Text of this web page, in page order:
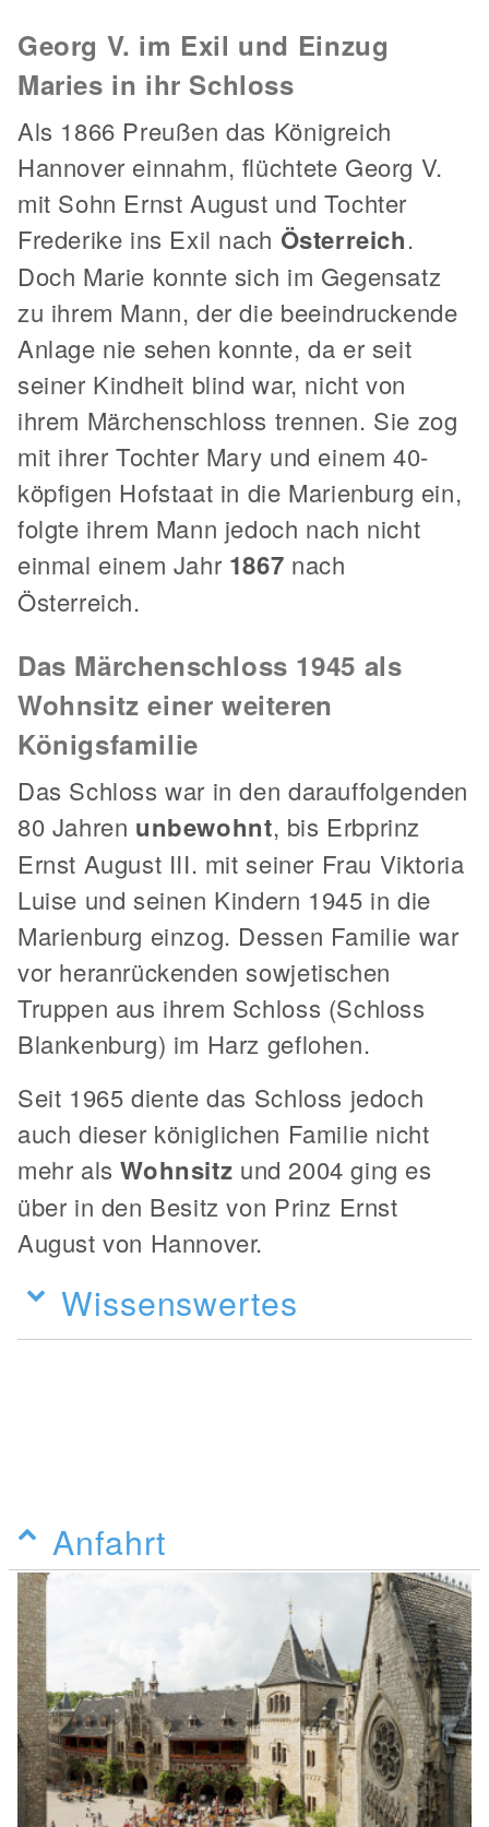
Georg V. im Exil und Einzug
Maries in ihr Schloss
Als 1866 Preußen das Königreich
Hannover einnahm, flüchtete Georg V.
mit Sohn Ernst August und Tochter
Frederike ins Exil nach Österreich.
Doch Marie konnte sich im Gegensatz
zu ihrem Mann, der die beeindruckende
Anlage nie sehen konnte, da er seit
seiner Kindheit blind war, nicht von
ihrem Märchenschloss trennen. Sie zog
mit ihrer Tochter Mary und einem 40-
köpfigen Hofstaat in die Marienburg ein,
folgte ihrem Mann jedoch nach nicht
einmal einem Jahr 1867 nach
Österreich.
Das Märchenschloss 1945 als
Wohnsitz einer weiteren
Königsfamilie
Das Schloss war in den darauffolgenden
80 Jahren unbewohnt, bis Erbprinz
Ernst August III. mit seiner Frau Viktoria
Luise und seinen Kindern 1945 in die
Marienburg einzog. Dessen Familie war
vor heranrückenden sowjetischen
Truppen aus ihrem Schloss (Schloss
Blankenburg) im Harz geflohen.
Seit 1965 diente das Schloss jedoch
auch dieser königlichen Familie nicht
mehr alsWohnsitz und 2004 ging es
über in den Besitz von Prinz Ernst
August von Hannover.
Wissenswertes
Anfahrt